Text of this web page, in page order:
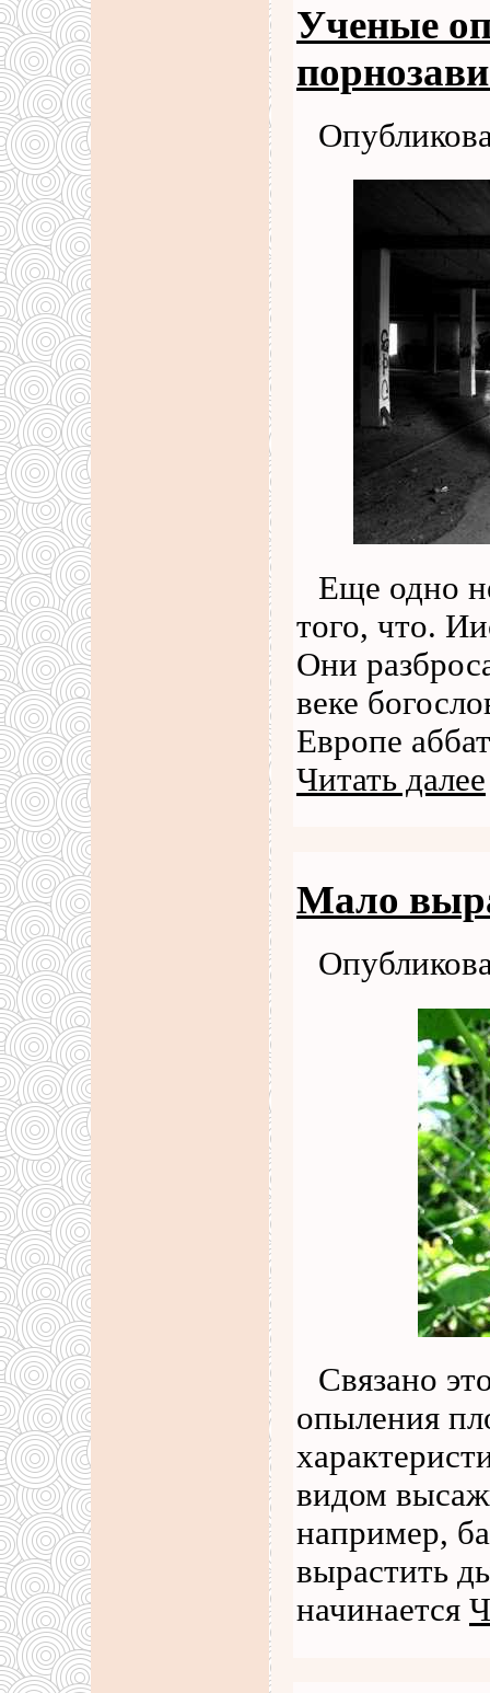
Ученые
Еще одно
того, что.
Они
веке
Европе
Читать далее
Мало
Связано
опыления
видом
например,
вырастить
начинается